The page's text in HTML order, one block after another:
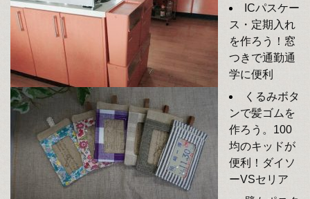
ICパスケー
ス・定期入れ
を作ろう！窓
つきで通勤通
学に便利
くるみボタ
ンで髪ゴムを
作ろう。100
均のキッドが
便利！ダイソ
ーVSセリア